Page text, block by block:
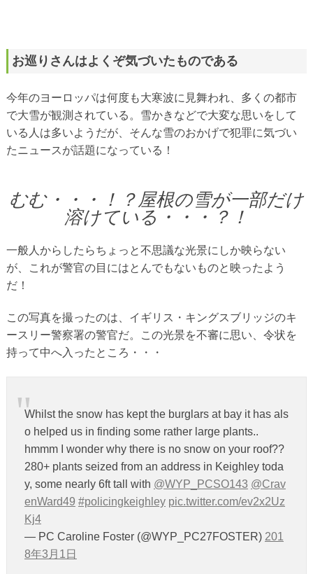
お巡りさんはよくぞ気づいたものである
今年のヨーロッパは何度も大寒波に見舞われ、多くの都市
で大雪が観測されている。雪かきなどで大変な思いをして
いる人は多いようだが、そんな雪のおかげで犯罪に気づい
たニュースが話題になっている！
むむ・・・！？屋根の雪が一部だけ
溶けている・・・？！
一般人からしたらちょっと不思議な光景にしか映らない
が、これが警官の目にはとんでもないものと映ったよう
だ！
この写真を撮ったのは、イギリス・キングスブリッジのキ
ースリー警察署の警官だ。この光景を不審に思い、令状を
持って中へ入ったところ・・・
Whilst the snow has kept the burglars at bay it has als
o helped us in finding some rather large plants..
hmmm I wonder why there is no snow on your roof??
280+ plants seized from an address in Keighley toda
y, some nearly 6ft tall with @WYP_PCSO143 @Crav
enWard49 #policingkeighley pic.twitter.com/ev2x2Uz
Kj4
— PC Caroline Foster (@WYP_PC27FOSTER) 201
8年3月1日